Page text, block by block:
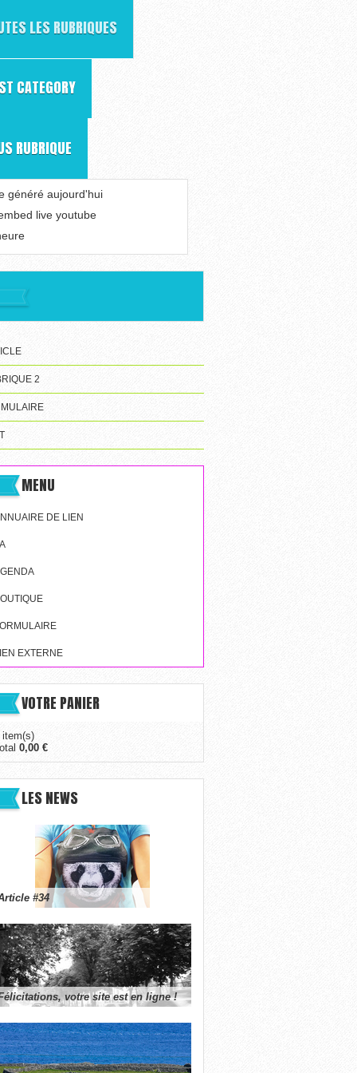
LES RUBRIQUES
CATEGORY
RUBRIQUE
généré aujourd'hui
live youtube
2
MENU
DE LIEN
EXTERNE
VOTRE PANIER
item(s)
0,00 €
LES NEWS
#34
votre site est en ligne !